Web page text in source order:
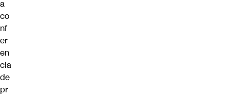
a
co
nf
er
en
cia
de
pr